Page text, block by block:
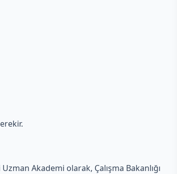
Akademi olarak, Çalışma Bakanlığı